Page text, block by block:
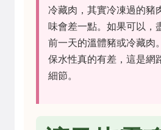
冷藏肉，其實冷凍過的豬
味會差一點。如果可以，
前一天的溫體豬或冷藏肉
保水性真的有差，這是網
細節。